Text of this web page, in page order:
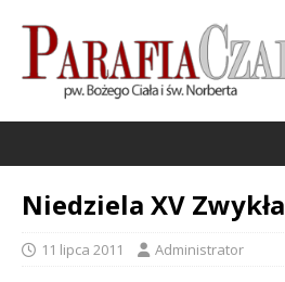
Niedziela XV Zwykła
11 lipca 2011 Administrator